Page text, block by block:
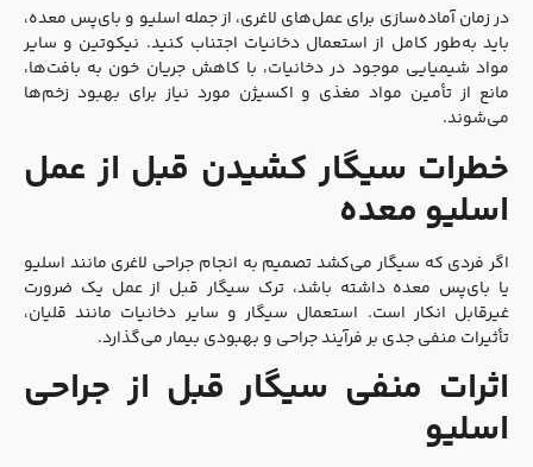
در زمان آماده‌سازی برای عمل‌های لاغری، از جمله اسلیو و بای‌پس معده،
باید به‌طور کامل از استعمال دخانیات اجتناب کنید. نیکوتین و سایر
مواد شیمیایی موجود در دخانیات، با کاهش جریان خون به بافت‌ها،
مانع از تأمین مواد مغذی و اکسیژن مورد نیاز برای بهبود زخم‌ها
می‌شوند.
خطرات سیگار کشیدن قبل از عمل
اسلیو معده
اگر فردی که سیگار می‌کشد تصمیم به انجام جراحی لاغری مانند اسلیو
یا بای‌پس معده داشته باشد، ترک سیگار قبل از عمل یک ضرورت
غیرقابل انکار است. استعمال سیگار و سایر دخانیات مانند قلیان،
تأثیرات منفی جدی بر فرآیند جراحی و بهبودی بیمار می‌گذارد.
اثرات منفی سیگار قبل از جراحی
اسلیو